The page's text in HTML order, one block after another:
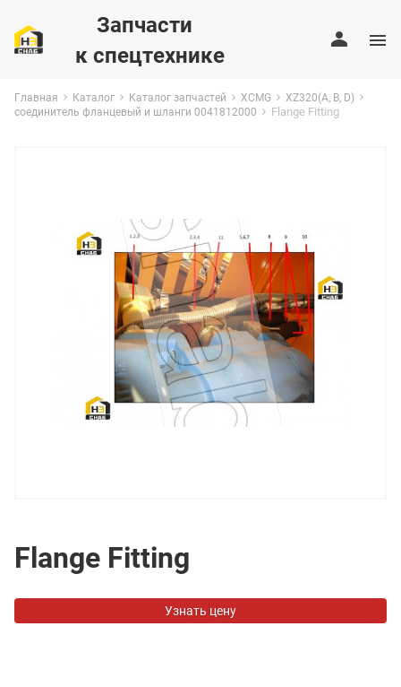
Запчасти
к спецтехнике
Главная Каталог Каталог запчастей XCMG
XZ320(A, B, D)
соединитель фланцевый и шланги 0041812000
Flange Fitting
Flange Fitting
Узнать цену